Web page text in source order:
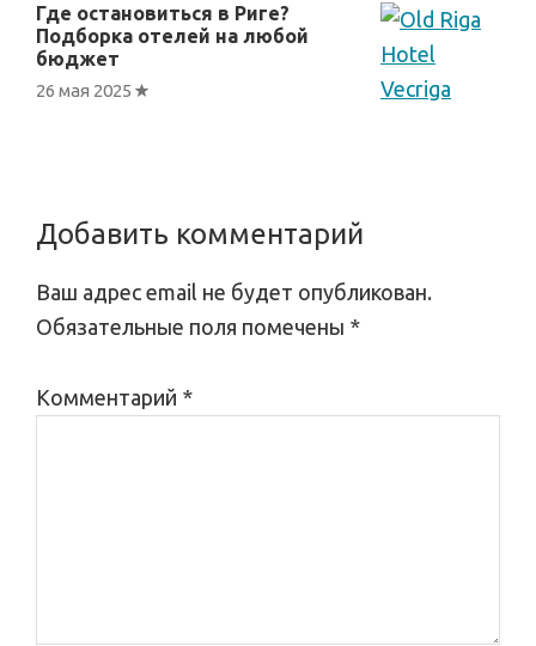
Где остановиться в Риге?
Подборка отелей на любой
бюджет
26 мая 2025
Reader
Interactions
Добавить комментарий
Ваш адрес email не будет опубликован.
Обязательные поля помечены *
Комментарий *